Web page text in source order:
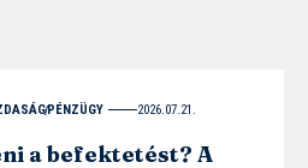
PÉNZÜGY 2026.07.21.
a befektetést? A